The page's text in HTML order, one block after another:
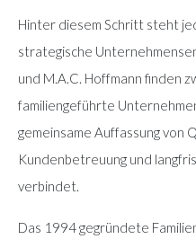
Hinter diesem Schritt steht
strategische
und M.A.C. Hoffmann finden
familiengeführte
gemeinsame Auffassung von
Kundenbetreuung und
verbindet.
Das 1994 gegründete